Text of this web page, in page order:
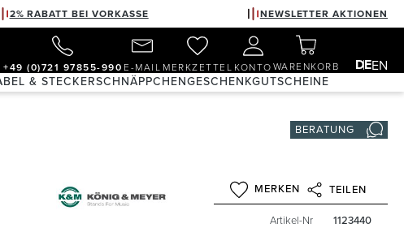
2% RABATT BEI VORKASSE NEWSLETTER AKTIONEN
+49 (0)721 97855-990 E-MAIL MERKZETTEL KONTOWARENKORB DEEN
& STECKERSCHNÄPPCHENGESCHENKGUTSCHEINE
BERATUNG
MERKEN TEILEN
Artikel-Nr 1123440